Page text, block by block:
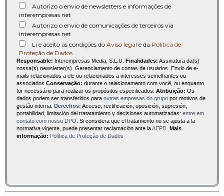
Autorizo o envio de newsletters e informações de
interempresas.net
Autorizo o envio de comunicações de terceiros via
interempresas.net
Li e aceito as condições do Aviso legal e da Política de
Proteção de Dados
Responsable: Interempresas Media, S.L.U. Finalidades: Assinatura da(s)
nossa(s) newsletter(s). Gerenciamento de contas de usuários. Envio de e-
mails relacionados a ele ou relacionados a interesses semelhantes ou
associados. Conservação: durante o relacionamento com você, ou enquanto
for necessário para realizar os propósitos especificados. Atribuição: Os
dados podem ser transferidos para outras empresas do grupo por motivos de
gestão interna. Derechos: Acceso, rectificación, oposición, supresión,
portabilidad, limitación del tratatamiento y decisiones automatizadas: entre em
contato com nosso DPO . Si considera que el tratamiento no se ajusta a la
normativa vigente, puede presentar reclamación ante laAEPD Mais
informação: Política de Proteção de Dados